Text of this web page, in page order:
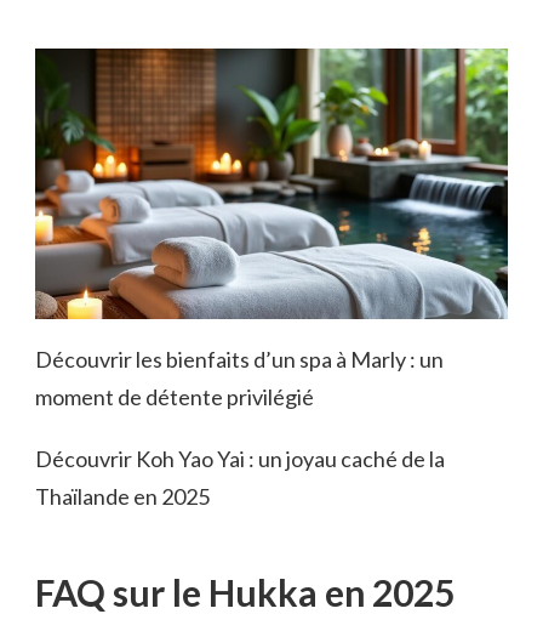
Découvrir les bienfaits d’un spa à Marly : un
moment de détente privilégié
Découvrir Koh Yao Yai : un joyau caché de la
Thaïlande en 2025
FAQ sur le Hukka en 2025